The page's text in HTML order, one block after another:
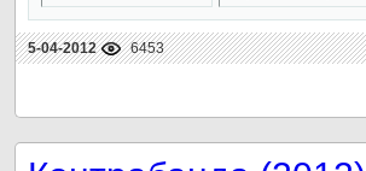
5-04-2012 6453